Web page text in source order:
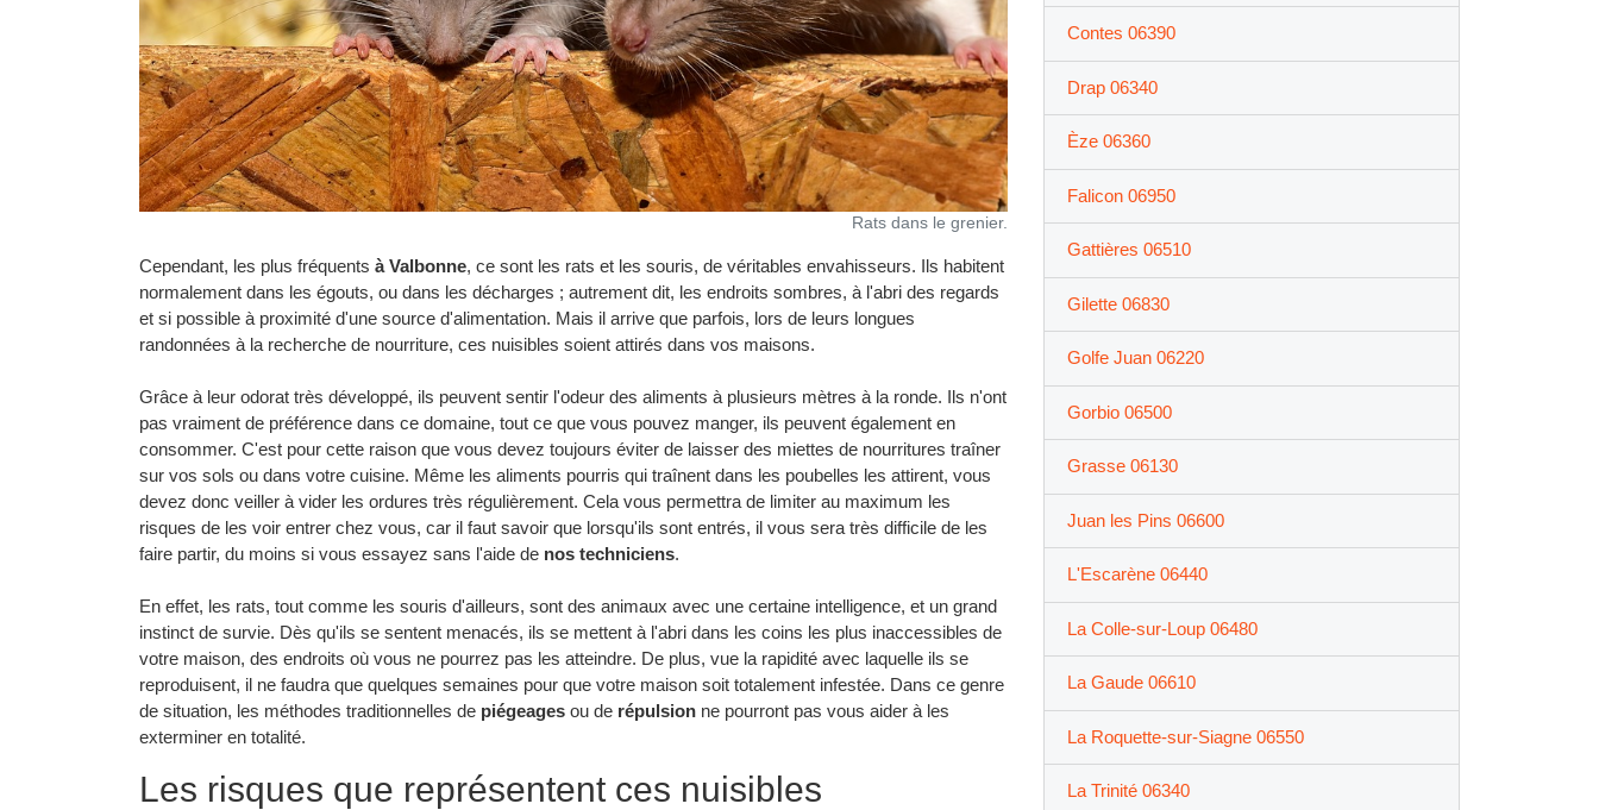
Rats dans le grenier.
Cependant, les plus fréquents à Valbonne, ce sont les rats et les souris, de véritables envahisseurs. Ils habitent
normalement dans les égouts, ou dans les décharges ; autrement dit, les endroits sombres, à l'abri des regards
et si possible à proximité d'une source d'alimentation. Mais il arrive que parfois, lors de leurs longues
randonnées à la recherche de nourriture, ces nuisibles soient attirés dans vos maisons.
Grâce à leur odorat très développé, ils peuvent sentir l'odeur des aliments à plusieurs mètres à la ronde. Ils n'ont
pas vraiment de préférence dans ce domaine, tout ce que vous pouvez manger, ils peuvent également en
consommer. C'est pour cette raison que vous devez toujours éviter de laisser des miettes de nourritures traîner
sur vos sols ou dans votre cuisine. Même les aliments pourris qui traînent dans les poubelles les attirent, vous
devez donc veiller à vider les ordures très régulièrement. Cela vous permettra de limiter au maximum les
risques de les voir entrer chez vous, car il faut savoir que lorsqu'ils sont entrés, il vous sera très difficile de les
faire partir, du moins si vous essayez sans l'aide de nos techniciens.
En effet, les rats, tout comme les souris d'ailleurs, sont des animaux avec une certaine intelligence, et un grand
instinct de survie. Dès qu'ils se sentent menacés, ils se mettent à l'abri dans les coins les plus inaccessibles de
votre maison, des endroits où vous ne pourrez pas les atteindre. De plus, vue la rapidité avec laquelle ils se
reproduisent, il ne faudra que quelques semaines pour que votre maison soit totalement infestée. Dans ce genre
de situation, les méthodes traditionnelles de piégeages ou de répulsion ne pourront pas vous aider à les
exterminer en totalité.
Les risques que représentent ces nuisibles
Contes 06390
Drap 06340
Èze 06360
Falicon 06950
Gattières 06510
Gilette 06830
Golfe Juan 06220
Gorbio 06500
Grasse 06130
Juan les Pins 06600
L'Escarène 06440
La Colle-sur-Loup 06480
La Gaude 06610
La Roquette-sur-Siagne 06550
La Trinité 06340